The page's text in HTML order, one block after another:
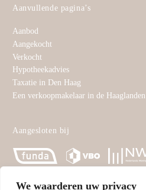
We waarderen uw privacy
Aanvullende pagina’s
Aanbod
Aangekocht
Verkocht
Hypotheekadvies
Taxatie in Den Haag
Een verkoopmakelaar in de Haaglanden
Aangesloten bij
©Swaneveld Estate2024, alle